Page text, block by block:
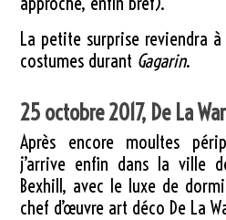
La petite surprise reviendra
costumes durant Gagarin.
25 octobre 2017, De La
Après encore moultes
j’arrive enfin dans la ville
Bexhill, avec le luxe de
chef d’œuvre art déco De La